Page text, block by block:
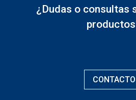
¿Dudas o consultas
CONTACTO